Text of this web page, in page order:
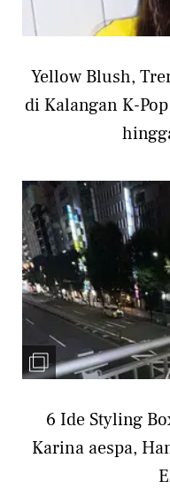
Yellow Blush,
di Kalangan K-
6 Ide Styling
Karina aespa,